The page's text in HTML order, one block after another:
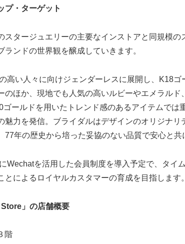
プ・ターゲット
スタージュエリーの主要なインストアと同規模の
ンドの世界観を醸成していきます。
高い人々に向けジェンダーレスに展開し、K18ゴ
のほか、現地でも人気の高いルビーやエメラルド
ールドを用いたトレンド感のあるアイテムでは
力を発信。ブライダルはデザインのオリジナリ
年の歴史から培った妥協のない品質で安心と共
Wechatを活用した会員制度を導入予定で、タイ
によるロイヤルカスタマーの育成を目指します。
」の店舗概要
階